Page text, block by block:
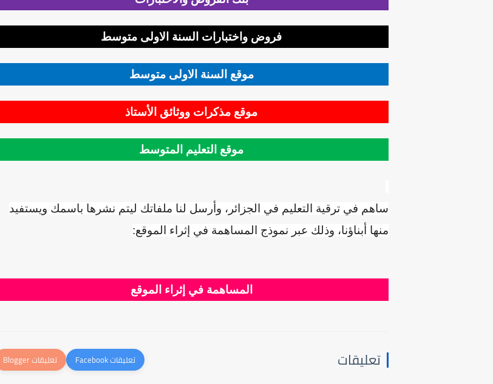
فروض واختبارات السنة الاولى متوسط
موقع السنة الاولى متوسط
موقع مذكرات ووثائق الأستاذ
موقع التعليم المتوسط
ساهم في ترقية التعليم في الجزائر، وأرسل لنا ملفاتك ليتم نشرها باسمك ويستفيد
منها أبناؤنا، وذلك عبر نموذج المساهمة في إثراء الموقع:
المساهمة في إثراء الموقع
تعليقات